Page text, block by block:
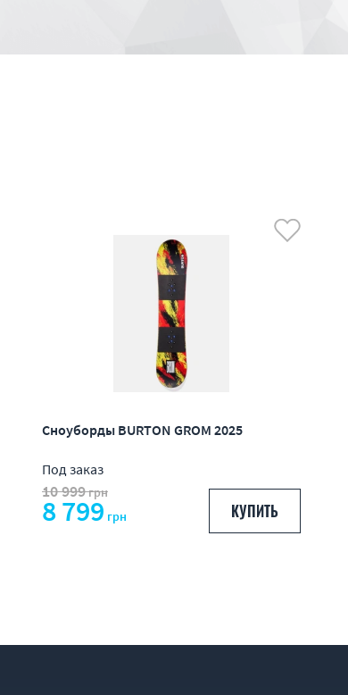
Сноуборды BURTON GROM 2025
Под заказ
10 999грн
8 799 грн КУПИТЬ